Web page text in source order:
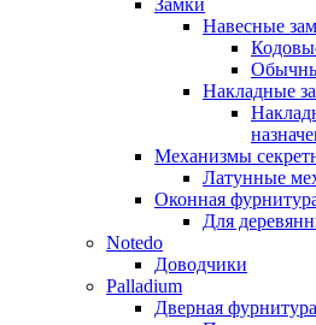
Замки
Навесные
Накладные
Механизмы
Латунные
Оконная
Для
Notedo
Доводчики
Palladium
Дверная фурнитура